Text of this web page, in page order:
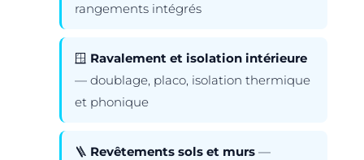
rangements intégrés
🪟 Ravalement et isolation intérieure
— doublage, placo, isolation thermique
et phonique
🪜 Revêtements sols et murs—